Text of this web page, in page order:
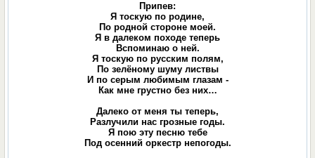
Припев:
Я тоскую по родине,
По родной стороне моей.
Я в далеком походе теперь
Вспоминаю о ней.
Я тоскую по русским полям,
По зелёному шуму листвы
И по серым любимым глазам -
Как мне грустно без них…
Далеко от меня ты теперь,
Разлучили нас грозные годы.
Я пою эту песню тебе
Под осенний оркестр непогоды.